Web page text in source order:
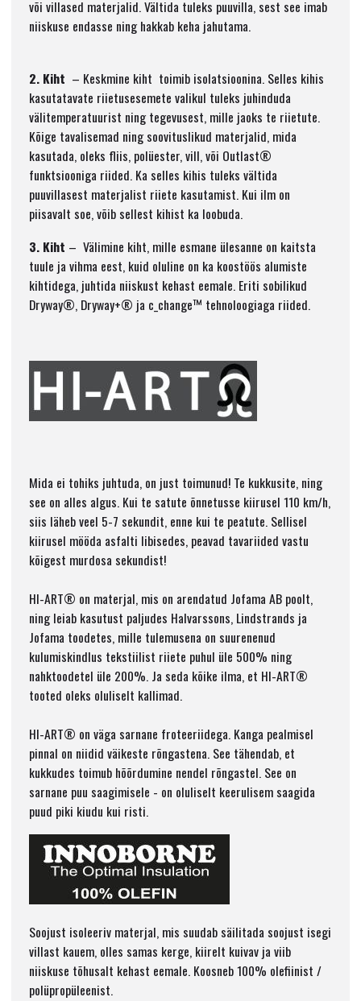
või villased materjalid. Vältida tuleks puuvilla, sest see imab
niiskuse endasse ning hakkab keha jahutama.
2. Kiht – Keskmine kiht toimib isolatsioonina. Selles kihis
kasutatavate riietusesemete valikul tuleks juhinduda
välitemperatuurist ning tegevusest, mille jaoks te riietute.
Kõige tavalisemad ning soovituslikud materjalid, mida
kasutada, oleks fliis, polüester, vill, või Outlast®
funktsiooniga riided. Ka selles kihis tuleks vältida
puuvillasest materjalist riiete kasutamist. Kui ilm on
piisavalt soe, võib sellest kihist ka loobuda.
3. Kiht – Välimine kiht, mille esmane ülesanne on kaitsta
tuule ja vihma eest, kuid oluline on ka koostöös alumiste
kihtidega, juhtida niiskust kehast eemale. Eriti sobilikud
Dryway®, Dryway+® ja c_change™ tehnoloogiaga riided.
Mida ei tohiks juhtuda, on just toimunud! Te kukkusite, ning
see on alles algus. Kui te satute õnnetusse kiirusel 110 km/h,
siis läheb veel 5-7 sekundit, enne kui te peatute. Sellisel
kiirusel mööda asfalti libisedes, peavad tavariided vastu
kõigest murdosa sekundist!
HI-ART® on materjal, mis on arendatud Jofama AB poolt,
ning leiab kasutust paljudes Halvarssons, Lindstrands ja
Jofama toodetes, mille tulemusena on suurenenud
kulumiskindlus tekstiilist riiete puhul üle 500% ning
nahktoodetel üle 200%. Ja seda kõike ilma, et HI-ART®
tooted oleks oluliselt kallimad.
HI-ART® on väga sarnane froteeriidega. Kanga pealmisel
pinnal on niidid väikeste rõngastena. See tähendab, et
kukkudes toimub hõõrdumine nendel rõngastel. See on
sarnane puu saagimisele - on oluliselt keerulisem saagida
puud piki kiudu kui risti.
Soojust isoleeriv materjal, mis suudab säilitada soojust isegi
villast kauem, olles samas kerge, kiirelt kuivav ja viib
niiskuse tõhusalt kehast eemale. Koosneb 100% olefiinist /
polüpropüleenist.